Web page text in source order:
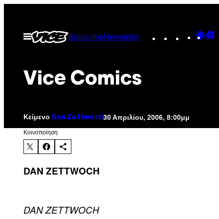
περιεχόμενο
Ανοίξτε
το
SubscribeNewsletter Instagram
TikTok
Vice Comics
Κείμενο Dan Zettwoch30 Απριλίου, 2006, 8:00μμ
Kοινοποίηση
DAN ZETTWOCH
DAN ZETTWOCH